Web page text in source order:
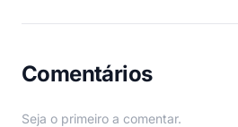
Comentários
Seja o primeiro a comentar.